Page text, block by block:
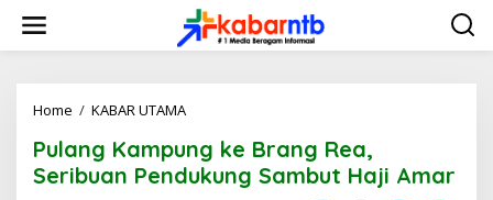
w
Home / KABAR UTAMA
l
a
n
Pulang Kampung ke Brang Rea,
Seribuan Pendukung Sambut Haji Amar